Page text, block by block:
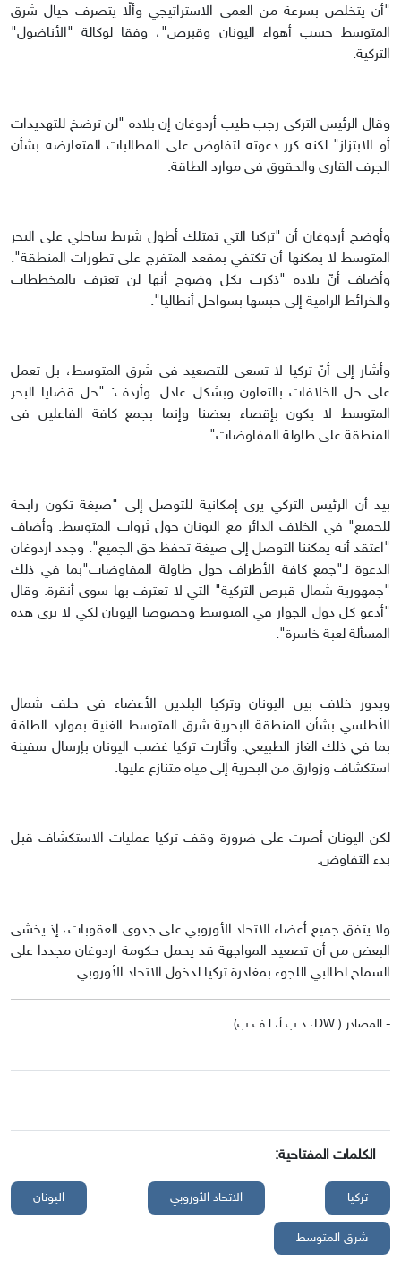
"أن يتخلص بسرعة من العمى الاستراتيجي وألّا يتصرف حيال شرق
المتوسط حسب أهواء اليونان وقبرص"، وفقا لوكالة "الأناضول"
التركية.
وقال الرئيس التركي رجب طيب أردوغان إن بلاده "لن ترضخ للتهديدات
أو الابتزاز" لكنه كرر دعوته لتفاوض على المطالبات المتعارضة بشأن
الجرف القاري والحقوق في موارد الطاقة.
وأوضح أردوغان أن "تركيا التي تمتلك أطول شريط ساحلي على البحر
المتوسط لا يمكنها أن تكتفي بمقعد المتفرج على تطورات المنطقة".
وأضاف أنّ بلاده "ذكرت بكل وضوح أنها لن تعترف بالمخططات
والخرائط الرامية إلى حبسها بسواحل أنطاليا".
وأشار إلى أنّ تركيا لا تسعى للتصعيد في شرق المتوسط، بل تعمل
على حل الخلافات بالتعاون وبشكل عادل. وأردف: "حل قضايا البحر
المتوسط لا يكون بإقصاء بعضنا وإنما بجمع كافة الفاعلين في
المنطقة على طاولة المفاوضات".
بيد أن الرئيس التركي يرى إمكانية للتوصل إلى "صيغة تكون رابحة
للجميع" في الخلاف الدائر مع اليونان حول ثروات المتوسط. وأضاف
"اعتقد أنه يمكننا التوصل إلى صيغة تحفظ حق الجميع". وجدد اردوغان
الدعوة لـ"جمع كافة الأطراف حول طاولة المفاوضات"بما في ذلك
"جمهورية شمال قبرص التركية" التي لا تعترف بها سوى أنقرة. وقال
"أدعو كل دول الجوار في المتوسط وخصوصا اليونان لكي لا ترى هذه
المسألة لعبة خاسرة".
ويدور خلاف بين اليونان وتركيا البلدين الأعضاء في حلف شمال
الأطلسي بشأن المنطقة البحرية شرق المتوسط الغنية بموارد الطاقة
بما في ذلك الغاز الطبيعي. وأثارت تركيا غضب اليونان بإرسال سفينة
استكشاف وزوارق من البحرية إلى مياه متنازع عليها.
لكن اليونان أصرت على ضرورة وقف تركيا عمليات الاستكشاف قبل
بدء التفاوض.
ولا يتفق جميع أعضاء الاتحاد الأوروبي على جدوى العقوبات، إذ يخشى
البعض من أن تصعيد المواجهة قد يحمل حكومة اردوغان مجددا على
السماح لطالبي اللجوء بمغادرة تركيا لدخول الاتحاد الأوروبي.
- المصادر ( DW، د ب أ، ا ف ب)
الكلمات المفتاحية:
تركيا الاتحاد الأوروبي اليونان
شرق المتوسط